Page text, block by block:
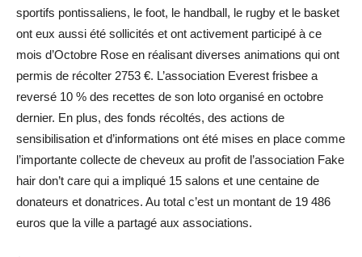
sportifs pontissaliens, le foot, le handball, le rugby et le basket
ont eux aussi été sollicités et ont activement participé à ce
mois d’Octobre Rose en réalisant diverses animations qui ont
permis de récolter 2753 €. L’association Everest frisbee a
reversé 10 % des recettes de son loto organisé en octobre
dernier. En plus, des fonds récoltés, des actions de
sensibilisation et d’informations ont été mises en place comme
l’importante collecte de cheveux au profit de l’association Fake
hair don’t care qui a impliqué 15 salons et une centaine de
donateurs et donatrices. Au total c’est un montant de 19 486
euros que la ville a partagé aux associations.